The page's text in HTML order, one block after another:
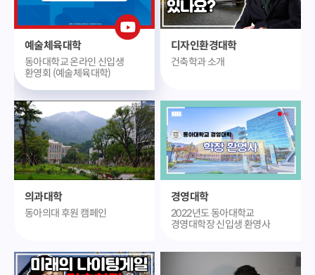
예술체육대학
동아대학교 온라인 신입생
환영회 (예술체육대학)
디자인환경대학
건축학과 소개
의과대학
동아의대 후원 캠페인
경영대학
2022년도 동아대학교
경영대학장 신입생 환영사